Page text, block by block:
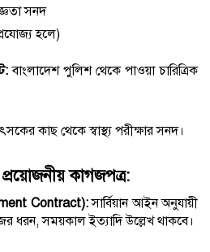
সনদ
হলে)
বাংলাদেশ পুলিশ থেকে পাওয়া চারিত্রিক
কাছ থেকে স্বাস্থ্য পরীক্ষার সনদ।
কাগজপত্র:
Contract):সার্বিয়ান আইন অনুযায়ী
ধরন, সময়কাল ইত্যাদি উল্লেখ থাকবে।